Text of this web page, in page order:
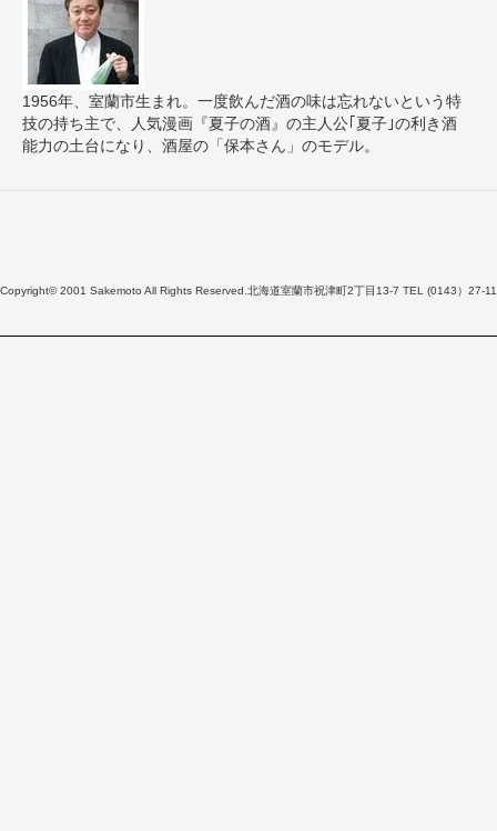
1956年、室蘭市生まれ。一度飲んだ酒の味は忘れないという特
技の持ち主で、人気漫画『夏子の酒』の主人公｢夏子｣の利き酒
能力の土台になり、酒屋の「保本さん」のモデル。
Copyright© 2001 Sakemoto All Rights Reserved.北海道室蘭市祝津町2丁目13-7 TEL (0143）27-